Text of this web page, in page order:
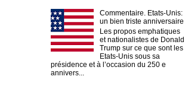
Commentaire. Etats-Unis:
un bien triste anniversaire
Les propos emphatiques
et nationalistes de Donald
Trump sur ce que sont les
Etats-Unis sous sa
présidence et à l’occasion du 250 e
annivers...